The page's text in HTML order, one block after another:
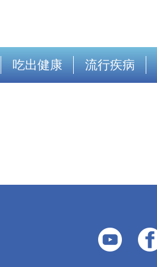
吃出健康 流行疾病